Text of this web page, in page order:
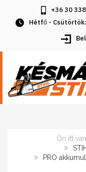
+36 30
Hétfő -
Ön itt
PRO